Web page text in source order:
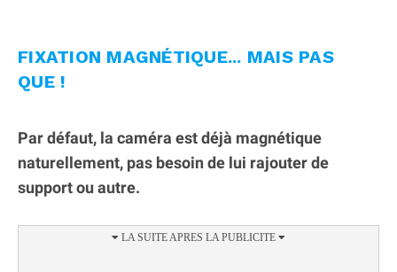
FIXATION MAGNÉTIQUE... MAIS PAS
QUE !
Par défaut, la caméra est déjà magnétique
naturellement, pas besoin de lui rajouter de
support ou autre.